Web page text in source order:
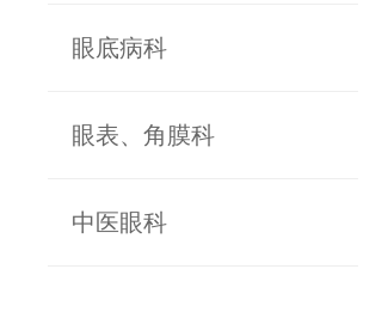
眼底病科
眼表、角膜科
中医眼科